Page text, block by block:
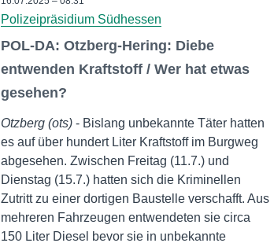
Polizeipräsidium Südhessen
POL-DA: Otzberg-Hering: Diebe
entwenden Kraftstoff / Wer hat etwas
gesehen?
Otzberg (ots)- Bislang unbekannte Täter hatten
es auf über hundert Liter Kraftstoff im Burgweg
abgesehen. Zwischen Freitag (11.7.) und
Dienstag (15.7.) hatten sich die Kriminellen
Zutritt zu einer dortigen Baustelle verschafft. Aus
mehreren Fahrzeugen entwendeten sie circa
150 Liter Diesel bevor sie in unbekannte